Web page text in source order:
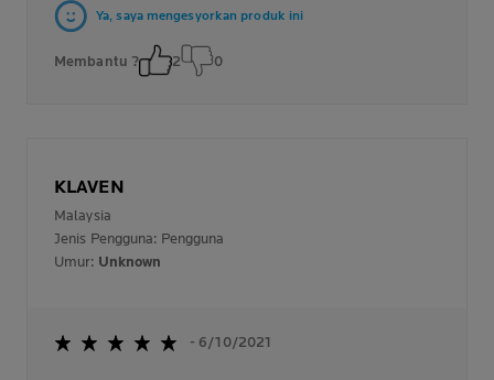
Ya, saya mengesyorkan produk ini
Membantu ? 2 0
KLAVEN
Malaysia
Jenis Pengguna: Pengguna
Umur: Unknown
- 6/10/2021